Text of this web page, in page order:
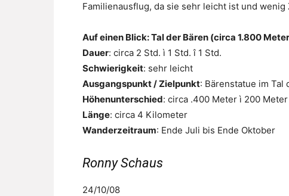
Familienausflug, da sie sehr leicht ist und
Auf einen Blick: Tal der Bären (circa 1.800
Dauer: circa 2 Std. ì 1 Std. î 1 Std.
Schwierigkeit: sehr leicht
Ausgangspunkt / Zielpunkt: Bärenstatue im Tal
Höhenunterschied: circa .400 Meter ì 200
Länge: circa 4 Kilometer
Wanderzeitraum: Ende Juli bis Ende Oktober
Ronny Schaus
24/10/08